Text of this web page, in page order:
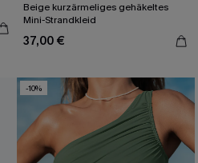
Beige kurzärmeliges gehäkeltes
Mini-Strandkleid
37,00 €
-10%